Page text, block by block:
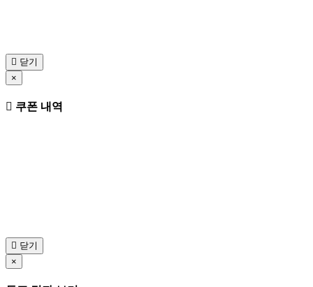
닫기
×
쿠폰 내역
닫기
×